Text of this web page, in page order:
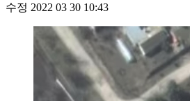
수정 2022 03 30 10:43